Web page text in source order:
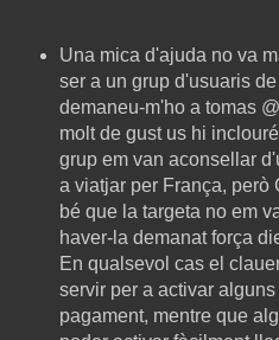
Una mica d'ajuda no va
ser a un grup d'usuaris
demaneu-m'ho a tomas
molt de gust us hi
grup em van aconsellar
a viatjar per França, però
bé que la targeta no em
haver-la demanat força
En qualsevol cas el
servir per a activar
pagament, mentre que